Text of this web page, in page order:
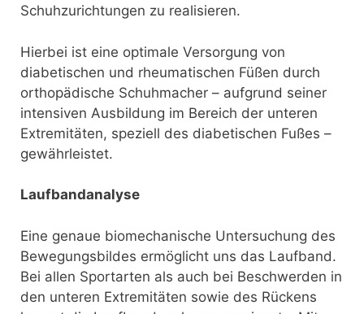
Schuhzurichtungen zu realisieren.
Hierbei ist eine optimale Versorgung von
diabetischen und rheumatischen Füßen durch
orthopädische Schuhmacher – aufgrund seiner
intensiven Ausbildung im Bereich der unteren
Extremitäten, speziell des diabetischen Fußes –
gewährleistet.
Laufbandanalyse
Eine genaue biomechanische Untersuchung des
Bewegungsbildes ermöglicht uns das Laufband.
Bei allen Sportarten als auch bei Beschwerden in
den unteren Extremitäten sowie des Rückens